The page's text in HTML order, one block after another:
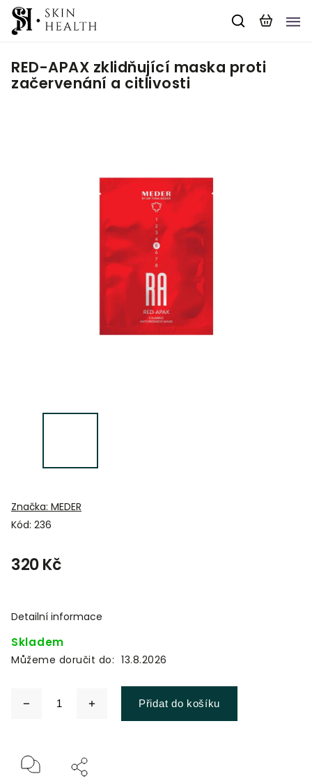
RED-APAX zklidňující maska proti
začervenání a citlivosti
Kód: 236
Značka: MEDER
320 Kč
Skladem
Můžeme doručit do: 13.8.2026
Přidat do košíku
Detailní informace